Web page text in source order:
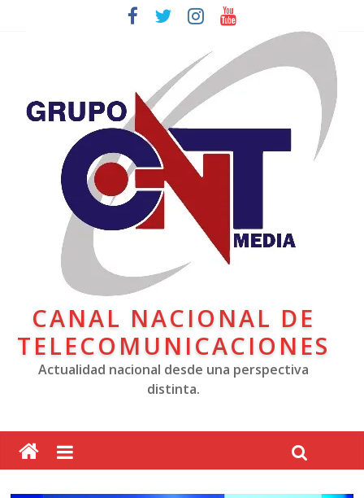
CANAL NACIONAL DE
TELECOMUNICACIONES
Actualidad nacional desde una perspectiva
distinta.